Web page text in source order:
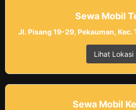
Sewa Mobil
Jl. Pisang 19-29, Pekauman, Kec.
Lihat Lokasi
Sewa Mobil